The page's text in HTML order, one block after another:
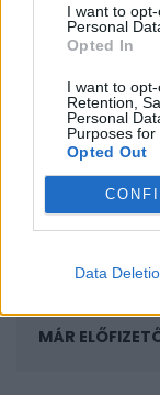
I want to
Personal
Opted In
I want to
Retention,
Personal
Purposes for
Opted Out
Data
A keresett
tartozik,
Az előfizetés
kötéslistái
MÁR